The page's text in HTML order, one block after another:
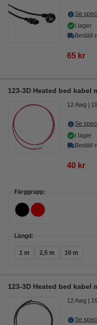
Se
i lager
Beställ
65 kr
123-3D Heated bed kabel
12 Awg
Se
i lager
Beställ
40 kr
Färggrupp:
Längd:
1 m 2,5 m 10 m
123-3D Heated bed kabel
12 Awg
Se